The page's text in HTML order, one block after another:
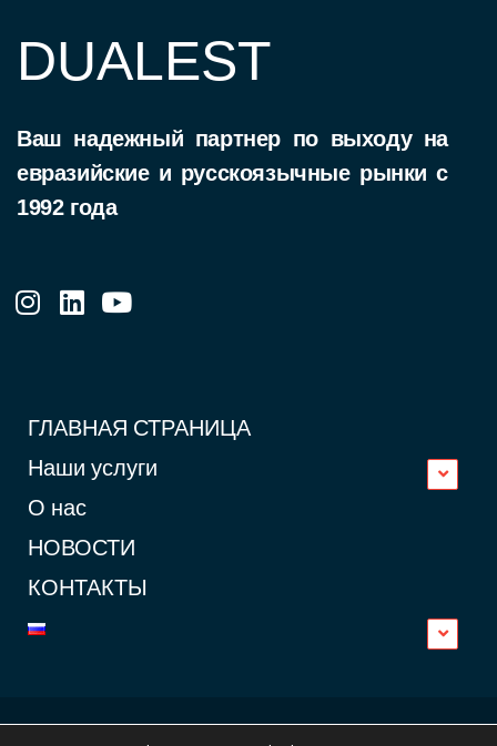
DUALEST
Ваш надежный партнер по выходу на
евразийские и русскоязычные рынки c
1992 года
ГЛАВНАЯ СТРАНИЦА
Наши услуги
О нас
НОВОСТИ
КОНТАКТЫ